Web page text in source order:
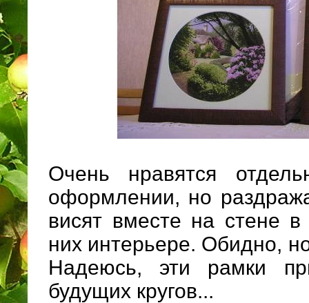
Очень нравятся
оформлении, но
висят вместе на стене
них интерьере. Обидно,
Надеюсь, эти рамки
будущих кругов...